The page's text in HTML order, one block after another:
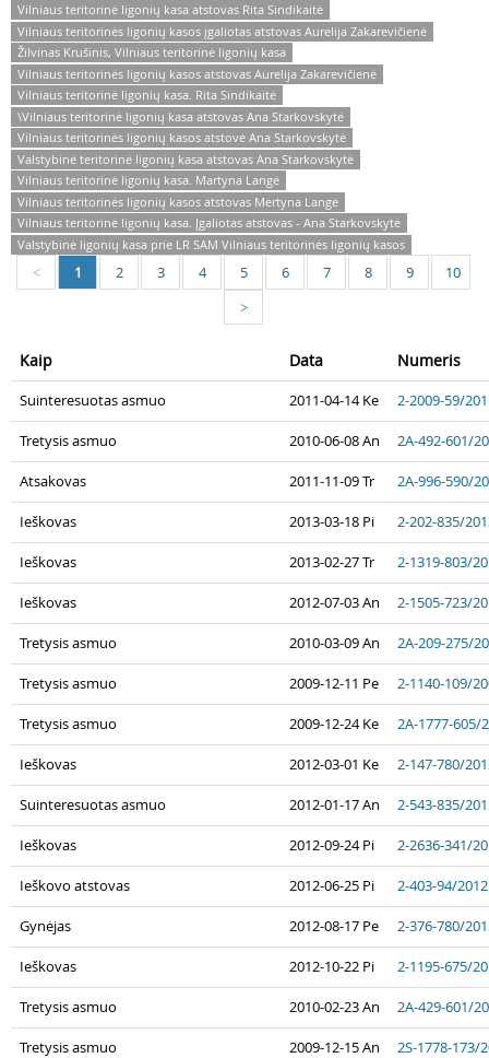
Vilniaus teritorinė ligonių kasa atstovas Rita Sindikaitė
Vilniaus teritorinės ligonių kasos įgaliotas atstovas Aurelija Zakarevičienė
Žilvinas Krušinis, Vilniaus teritorinė ligonių kasa
Vilniaus teritorinės ligonių kasos atstovas Aurelija Zakarevičienė
Vilniaus teritorinė ligonių kasa. Rita Sindikaitė
\Vilniaus teritorinė ligonių kasa atstovas Ana Starkovskytė
Vilniaus teritorinės ligonių kasos atstovė Ana Starkovskytė
Valstybinė teritorinė ligonių kasa atstovas Ana Starkovskytė
Vilniaus teritorinė ligonių kasa. Martyna Langė
Vilniaus teritorinės ligonių kasos atstovas Mertyna Langė
Vilniaus teritorinė ligonių kasa. Įgaliotas atstovas - Ana Starkovskytė
Valstybinė ligonių kasa prie LR SAM Vilniaus teritorinės ligonių kasos
< 1 2 3 4 5 6 7 8 9 10
>
Kaip Data Numeris
Suinteresuotas asmuo 2011-04-14 Ke 2-2009-59/
Tretysis asmuo 2010-06-08 An 2A-492-601/
Atsakovas 2011-11-09 Tr 2A-996-590/
Ieškovas 2013-03-18 Pi 2-202-835/
Ieškovas 2013-02-27 Tr 2-1319-803/
Ieškovas 2012-07-03 An 2-1505-723/
Tretysis asmuo 2010-03-09 An 2A-209-275/
Tretysis asmuo 2009-12-11 Pe 2-1140-109/
Tretysis asmuo 2009-12-24 Ke 2A-1777-605/
Ieškovas 2012-03-01 Ke 2-147-780/
Suinteresuotas asmuo 2012-01-17 An 2-543-835/
Ieškovas 2012-09-24 Pi 2-2636-341/
Ieškovo atstovas 2012-06-25 Pi 2-403-94/2012
Gynėjas 2012-08-17 Pe 2-376-780/
Ieškovas 2012-10-22 Pi 2-1195-675/
Tretysis asmuo 2010-02-23 An 2A-429-601/
Tretysis asmuo 2009-12-15 An 2S-1778-173/